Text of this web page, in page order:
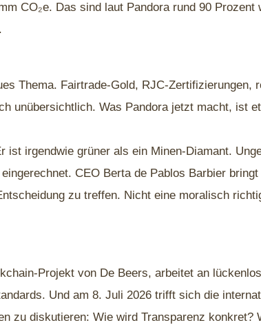
CO₂e. Das sind laut Pandora rund 90 Prozent
Thema. Fairtrade-Gold, RJC-
unübersichtlich. Was Pandora jetzt macht, ist
irgendwie grüner als ein Minen-Diamant.
CEO Berta de Pablos Barbier
zu treffen. Nicht eine moralisch
Projekt von De Beers, arbeitet an
Und am 8. Juli 2026 trifft sich die
zu diskutieren: Wie wird Transparenz konkret?